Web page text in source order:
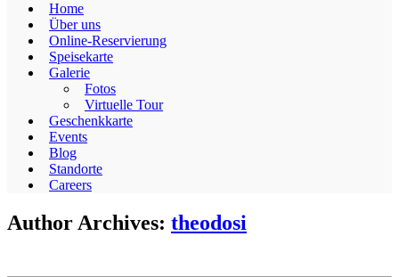
Home
Über uns
Online-Reservierung
Speisekarte
Galerie
Fotos
Virtuelle Tour
Geschenkkarte
Events
Blog
Standorte
Careers
Author Archives: theodosi